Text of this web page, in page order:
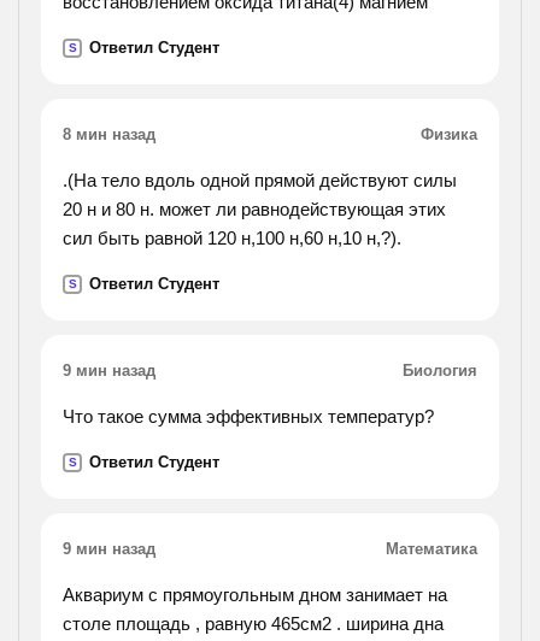
S Ответил Студент
8 мин назад Физика
.(На тело вдоль одной прямой действуют силы
20 н и 80 н. может ли равнодействующая этих
сил быть равной 120 н,100 н,60 н,10 н,?).
S Ответил Студент
9 мин назад Биология
Что такое сумма эффективных температур?
S Ответил Студент
9 мин назад Математика
Аквариум с прямоугольным дном занимает на
столе площадь , равную 465см2 . ширина дна